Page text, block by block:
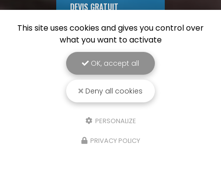
DEVIS GRATUIT
This site uses cookies and gives you control over
what you want to activate
OK, accept all
Deny all cookies
PERSONALIZE
PRIVACY POLICY